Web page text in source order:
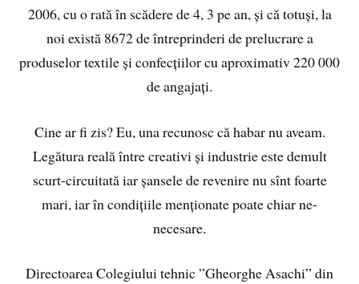
2006, cu o rată în scădere de 4, 3 pe an, și că totuși, la
noi există 8672 de întreprinderi de prelucrare a
produselor textile și confecțiilor cu aproximativ 220 000
de angajați.
Cine ar fi zis? Eu, una recunosc că habar nu aveam.
Legătura reală între creativi și industrie este demult
scurt-circuitată iar șansele de revenire nu sînt foarte
mari, iar în condițiile menționate poate chiar ne-
necesare.
Directoarea Colegiului tehnic ”Gheorghe Asachi” din